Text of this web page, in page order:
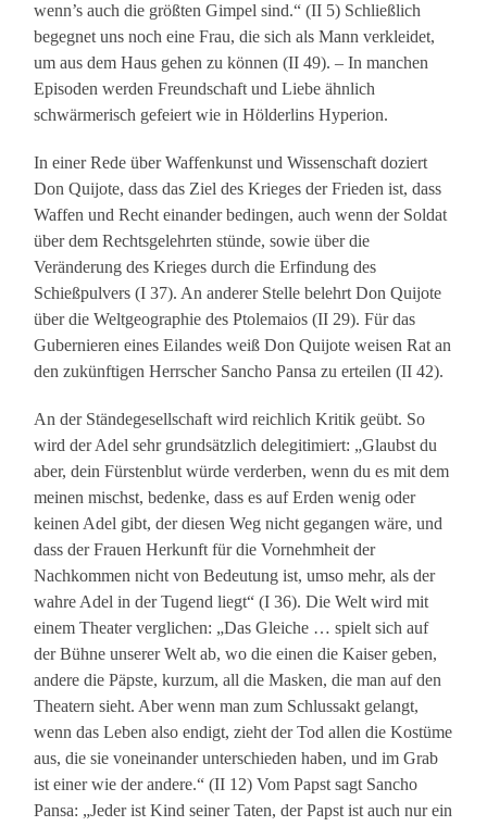
wenn’s auch die größten Gimpel sind.“ (II 5) Schließlich
begegnet uns noch eine Frau, die sich als Mann verkleidet,
um aus dem Haus gehen zu können (II 49). – In manchen
Episoden werden Freundschaft und Liebe ähnlich
schwärmerisch gefeiert wie in Hölderlins Hyperion.
In einer Rede über Waffenkunst und Wissenschaft doziert
Don Quijote, dass das Ziel des Krieges der Frieden ist, dass
Waffen und Recht einander bedingen, auch wenn der Soldat
über dem Rechtsgelehrten stünde, sowie über die
Veränderung des Krieges durch die Erfindung des
Schießpulvers (I 37). An anderer Stelle belehrt Don Quijote
über die Weltgeographie des Ptolemaios (II 29). Für das
Gubernieren eines Eilandes weiß Don Quijote weisen Rat an
den zukünftigen Herrscher Sancho Pansa zu erteilen (II 42).
An der Ständegesellschaft wird reichlich Kritik geübt. So
wird der Adel sehr grundsätzlich delegitimiert: „Glaubst du
aber, dein Fürstenblut würde verderben, wenn du es mit dem
meinen mischst, bedenke, dass es auf Erden wenig oder
keinen Adel gibt, der diesen Weg nicht gegangen wäre, und
dass der Frauen Herkunft für die Vornehmheit der
Nachkommen nicht von Bedeutung ist, umso mehr, als der
wahre Adel in der Tugend liegt“ (I 36). Die Welt wird mit
einem Theater verglichen: „Das Gleiche … spielt sich auf
der Bühne unserer Welt ab, wo die einen die Kaiser geben,
andere die Päpste, kurzum, all die Masken, die man auf den
Theatern sieht. Aber wenn man zum Schlussakt gelangt,
wenn das Leben also endigt, zieht der Tod allen die Kostüme
aus, die sie voneinander unterschieden haben, und im Grab
ist einer wie der andere.“ (II 12) Vom Papst sagt Sancho
Pansa: „Jeder ist Kind seiner Taten, der Papst ist auch nur ein